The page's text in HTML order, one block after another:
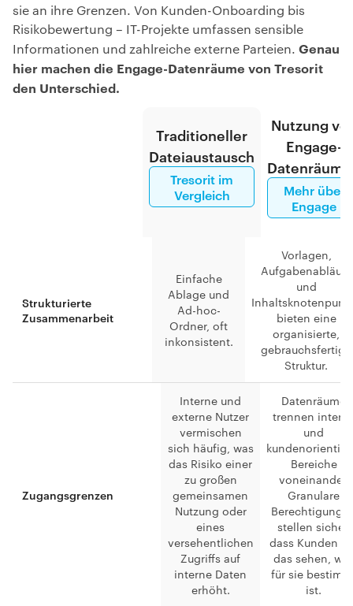
sie an ihre Grenzen. Von Kunden-Onboarding bis
Risikobewertung – IT-Projekte umfassen sensible
Informationen und zahlreiche externe Parteien. Genau
hier machen die Engage-Datenräume von Tresorit
den Unterschied.
Traditioneller
Dateiaustausch
Tresorit im
Vergleich
Nutzung
Engage-
Mehr über
Engage
Strukturierte
Zusammenarbeit
Einfache
Ablage und
Ad-hoc-
Ordner, oft
inkonsistent.
Vorlagen,
Aufgabenabläufe
und
bieten eine
organisierte,
gebrauchsfertige
Struktur.
Zugangsgrenzen
Interne und
externe Nutzer
vermischen
sich häufig, was
das Risiko einer
zu großen
gemeinsamen
Nutzung oder
eines
versehentlichen
Zugriffs auf
interne Daten
erhöht.
Datenräume
trennen
und
Bereiche
voneinander.
Granulare
stellen sicher,
dass Kunden
das sehen,
für sie
ist.